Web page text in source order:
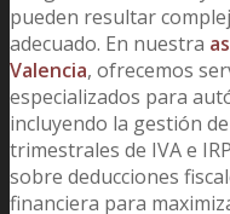
pueden resultar
adecuado. En nuestra
Valencia, ofrecemos
especializados para
incluyendo la gestión
trimestrales de IVA e
sobre deducciones
financiera para